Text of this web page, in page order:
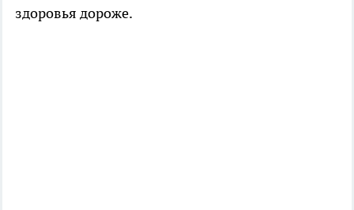
здоровья дороже.